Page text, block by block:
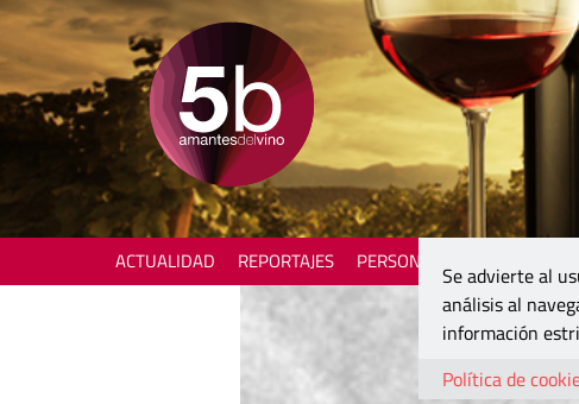
ACTUALIDAD REPORTAJES PERSONAJES
Se advierte al
análisis al
información
Política de